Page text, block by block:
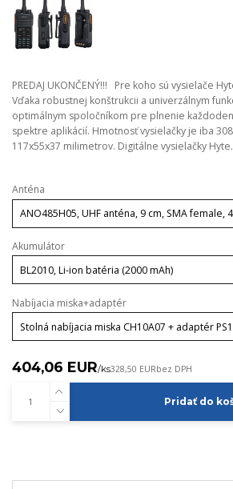
PREDAJ UKONČENÝ!!! Pre koho sú vysielače
Vďaka robustnej konštrukcii a univerzálnym
optimálnym spoločníkom pre plnenie
spektre aplikácií. Hmotnosť vysielačky je iba
117x55x37 milimetrov. Digitálne vysielačky
Anténa
Akumulátor
Nabíjacia miska+adaptér
404,06 EUR/ks328,50 EURbez DPH
Pridať do